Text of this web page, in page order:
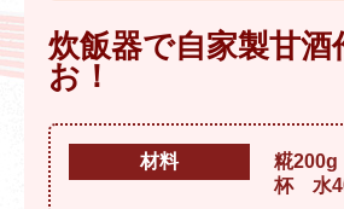
炊飯器で自家製甘酒
お！
材料
糀
杯 水